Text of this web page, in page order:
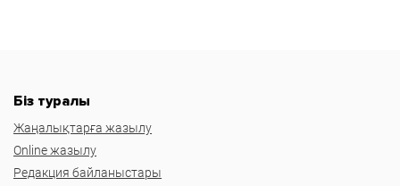
Біз туралы
Жаңалықтарға жазылу
Online жазылу
Редакция байланыстары